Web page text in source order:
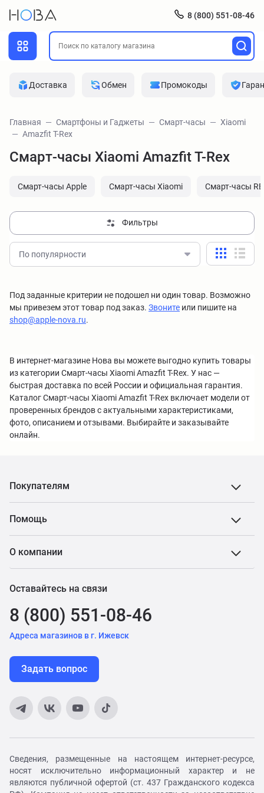
8 (800) 551-08-46
Доставка Обмен Промокоды
Главная Смартфоны и Гаджеты Смарт-часы
Xiaomi
Amazfit T-Rex
Смарт-часы Xiaomi Amazfit T-Rex
Смарт-часы Apple Смарт-часы Xiaomi Смарт-часы
Фильтры
По популярности
Под заданные критерии не подошел ни один товар. Возможно
мы привезем этот товар под заказ. Звоните или пишите на
shop@apple-nova.ru.
В интернет-магазине Нова вы можете выгодно купить товары
из категории Смарт-часы Xiaomi Amazfit T-Rex. У нас —
быстрая доставка по всей России и официальная гарантия.
Каталог Смарт-часы Xiaomi Amazfit T-Rex включает модели от
проверенных брендов с актуальными характеристиками,
фото, описанием и отзывами. Выбирайте и заказывайте
онлайн.
Покупателям
Помощь
О компании
Оставайтесь на связи
8 (800) 551-08-46
Адреса магазинов в г. Ижевск
Задать вопрос
Сведения, размещенные на настоящем интернет-ресурсе,
носят исключительно информационный характер и не
являются публичной офертой (ст. 437 Гражданского кодекса